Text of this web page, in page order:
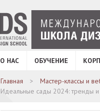
О НАС ОБУЧЕНИЕ
Главная Мастер-классы и
Идеальные сады 2024: тренды и